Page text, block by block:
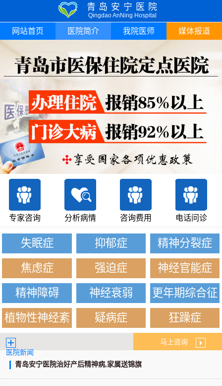
青岛安宁医院
Qingdao AnNing Hospital
网站首页 医院简介 我院医师 媒体报道
专家咨询 分析病情 咨询费用 电话问诊
失眠症 抑郁症
精神分裂症
焦虑症
强迫症
神经官能症
精神障碍
神经衰弱
更年期综合征
植物性神经紊
疑病症 狂躁症
医院新闻
马上咨询
青岛安宁医院治好产后精神病,家属送锦旗